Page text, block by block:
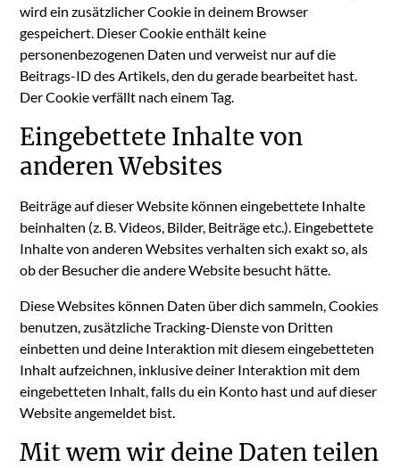
wird ein zusätzlicher Cookie in deinem Browser
gespeichert. Dieser Cookie enthält keine
personenbezogenen Daten und verweist nur auf die
Beitrags-ID des Artikels, den du gerade bearbeitet hast.
Der Cookie verfällt nach einem Tag.
Eingebettete Inhalte von
anderen Websites
Beiträge auf dieser Website können eingebettete Inhalte
beinhalten (z. B. Videos, Bilder, Beiträge etc.). Eingebettete
Inhalte von anderen Websites verhalten sich exakt so, als
ob der Besucher die andere Website besucht hätte.
Diese Websites können Daten über dich sammeln, Cookies
benutzen, zusätzliche Tracking-Dienste von Dritten
einbetten und deine Interaktion mit diesem eingebetteten
Inhalt aufzeichnen, inklusive deiner Interaktion mit dem
eingebetteten Inhalt, falls du ein Konto hast und auf dieser
Website angemeldet bist.
Mit wem wir deine Daten teilen